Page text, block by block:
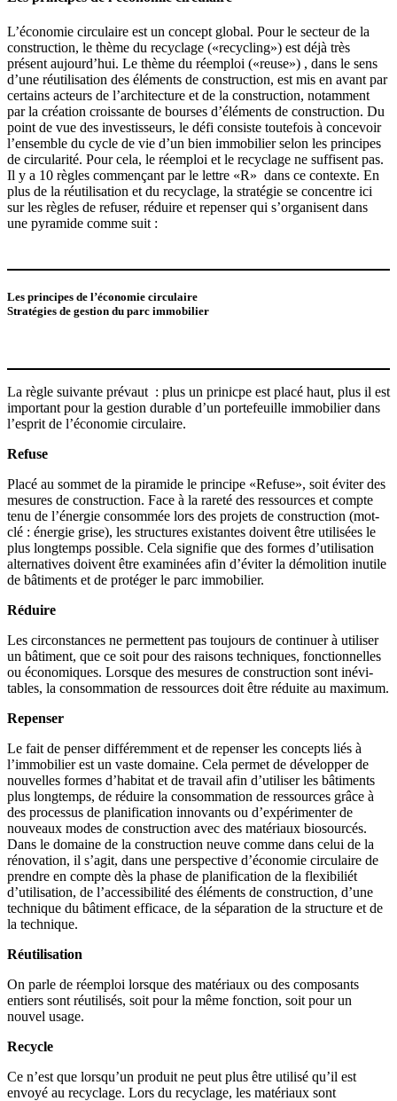
L’économie circu­laire est un concept global. Pour le secteur de la
construction, le thème du recyclage («recycling») est déjà très
présent aujourd’hui. Le thème du réemploi («reuse») , dans le sens
d’une réuti­li­sation des éléments de construction, est mis en avant par
certains acteurs de l’architecture et de la construction, notamment
par la création crois­sante de bourses d’éléments de construction. Du
point de vue des inves­tis­seurs, le défi consiste toutefois à concevoir
l’ensemble du cycle de vie d’un bien immobilier selon les principes
de circu­larité. Pour cela, le réemploi et le recyclage ne suffisent pas.
Il y a 10 règles commençant par le lettre «R» dans ce contexte. En
plus de la réuti­li­sation et du recyclage, la stratégie se concentre ici
sur les règles de refuser, réduire et repenser qui s’organisent dans
une pyramide comme suit :
Les principes de l’économie circulaire
Stratégies de gestion du parc immobilier
La règle suivante prévaut : plus un prinicpe est placé haut, plus il est
important pour la gestion durable d’un porte­feuille immobilier dans
l’esprit de l’économie circu­laire.
Refuse
Placé au sommet de la piramide le principe «Refuse», soit éviter des
mesures de construction. Face à la rareté des ressources et compte
tenu de l’énergie consommée lors des projets de construction (mot-
clé : énergie grise), les struc­tures existantes doivent être utilisées le
plus longtemps possible. Cela signifie que des formes d’utilisation
alter­na­tives doivent être examinées afin d’éviter la démolition inutile
de bâtiments et de protéger le parc immobilier.
Réduire
Les circons­tances ne permettent pas toujours de continuer à utiliser
un bâtiment, que ce soit pour des raisons techniques, fonction­nelles
ou écono­miques. Lorsque des mesures de construction sont inévi­
tables, la consom­mation de ressources doit être réduite au maximum.
Repenser
Le fait de penser diffé­remment et de repenser les concepts liés à
l’immobilier est un vaste domaine. Cela permet de développer de
nouvelles formes d’habitat et de travail afin d’utiliser les bâtiments
plus longtemps, de réduire la consom­mation de ressources grâce à
des processus de plani­fi­cation innovants ou d’expérimenter de
nouveaux modes de construction avec des matériaux biosourcés.
Dans le domaine de la construction neuve comme dans celui de la
rénovation, il s’agit, dans une perspective d’économie circu­laire de
prendre en compte dès la phase de plani­fi­cation de la flexi­biliét
d’utilisation, de l’accessibilité des éléments de construction, d’une
technique du bâtiment efficace, de la séparation de la structure et de
la technique.
Réutilisation
On parle de réemploi lorsque des matériaux ou des compo­sants
entiers sont réuti­lisés, soit pour la même fonction, soit pour un
nouvel usage.
Recycle
Ce n’est que lorsqu’un produit ne peut plus être utilisé qu’il est
envoyé au recyclage. Lors du recyclage, les matériaux sont